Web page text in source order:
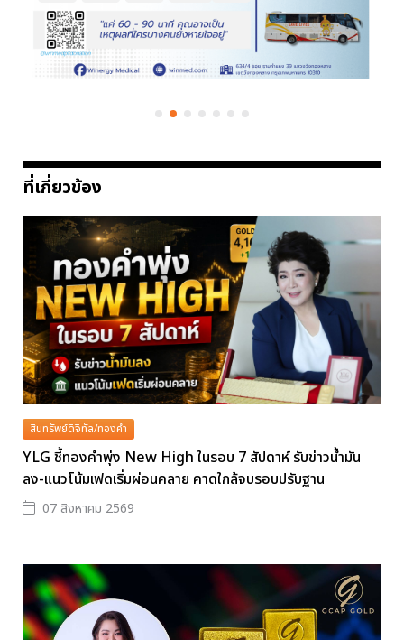
ที่เกี่ยวข้อง
สินทรัพย์ดิจิทัล/ทองคำ
YLG ชี้ทองคำพุ่ง New High ในรอบ 7 สัปดาห์ รับข่าวน้ำมัน
ลง-แนวโน้มเฟดเริ่มผ่อนคลาย คาดใกล้จบรอบปรับฐาน
07 สิงหาคม 2569